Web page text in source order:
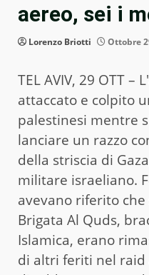
aereo, sei i
Lorenzo Briotti Ottobre
TEL AVIV, 29 OTT –
attaccato e colpito
palestinesi mentre
lanciare un razzo
della striscia di
militare israeliano.
avevano riferito
Brigata Al Quds,
Islamica, erano
di altri feriti nel raid